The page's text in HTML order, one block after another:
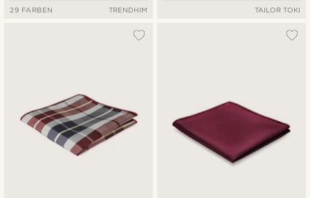
29 FARBEN TRENDHIM TAILOR TOKI